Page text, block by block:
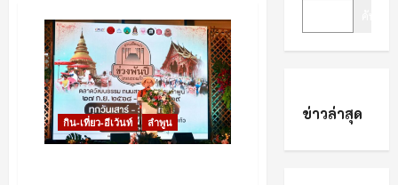
กิน-เที่ยว-อีเว้นท์ ลำพูน ข่าวล่าสุด